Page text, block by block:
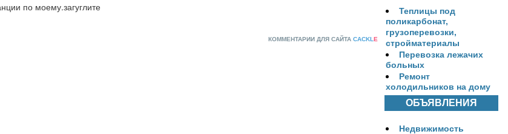
по моему.загуглите
КОММЕНТАРИИ ДЛЯ САЙТА CACKL E
Теплицы под
поликарбонат,
грузоперевозки,
стройматериалы
Перевозка лежачих
больных
Ремонт
холодильников на дому
ОБЪЯВЛЕНИЯ
Недвижимость